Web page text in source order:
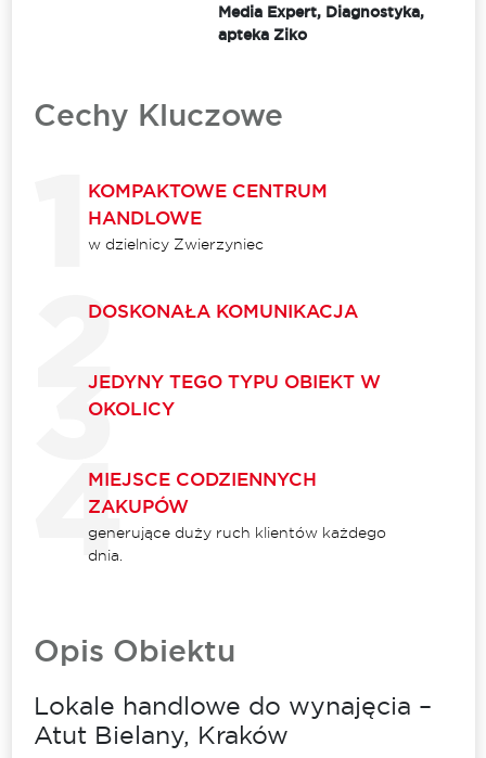
Media Expert, Diagnostyka,
apteka Ziko
Cechy Kluczowe
KOMPAKTOWE CENTRUM
HANDLOWE
w dzielnicy Zwierzyniec
DOSKONAŁA KOMUNIKACJA
JEDYNY TEGO TYPU OBIEKT W
OKOLICY
MIEJSCE CODZIENNYCH
ZAKUPÓW
generujące duży ruch klientów każdego
dnia.
Opis Obiektu
Lokale handlowe do wynajęcia –
Atut Bielany, Kraków